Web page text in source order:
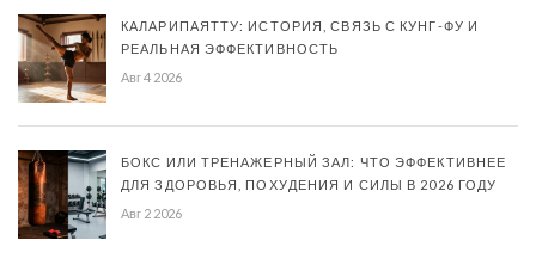
КАЛАРИПАЯТТУ: ИСТОРИЯ, СВЯЗЬ С КУНГ-ФУ И
РЕАЛЬНАЯ ЭФФЕКТИВНОСТЬ
Авг 4 2026
БОКС ИЛИ ТРЕНАЖЕРНЫЙ ЗАЛ: ЧТО ЭФФЕКТИВНЕЕ
ДЛЯ ЗДОРОВЬЯ, ПОХУДЕНИЯ И СИЛЫ В 2026 ГОДУ
Авг 2 2026